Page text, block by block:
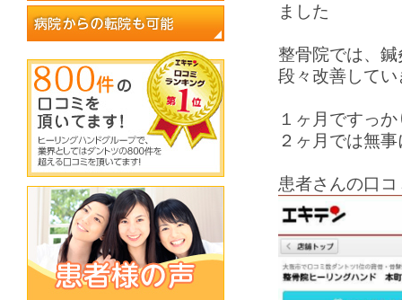
ました
整骨院では、
段々改善して
１ヶ月ですっ
２ヶ月では無
患者さんの口コ